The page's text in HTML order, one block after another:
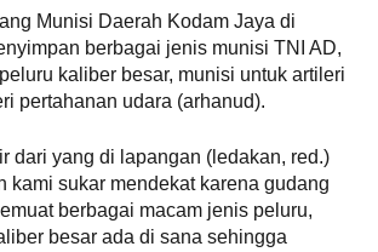
Munisi Daerah Kodam Jaya di
berbagai jenis munisi TNI AD,
kaliber besar, munisi untuk artileri
pertahanan udara (arhanud).
dari yang di lapangan (ledakan, red.)
kami sukar mendekat karena gudang
berbagai macam jenis peluru,
besar ada di sana sehingga